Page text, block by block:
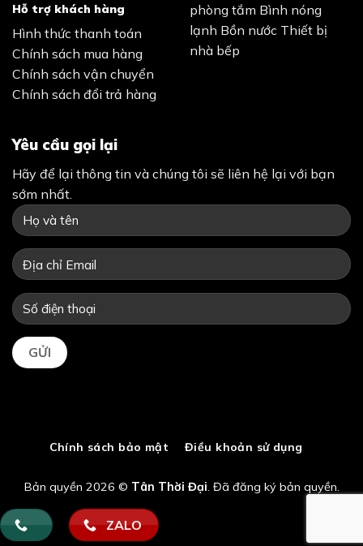
Hỗ trợ khách hàng
Hình thức thanh toán
Chính sách mua hàng
Chính sách vận chuyển
Chính sách đổi trả hàng
phòng tắm Bình nóng
lạnh Bồn nước Thiết bị
nhà bếp
Yêu cầu gọi lại
Hãy để lại thông tin và chúng tôi sẽ liên hệ lại với bạn
sớm nhất.
Chính sách bảo mật Điều khoản sử dụng
Bản quyền 2026 © Tân Thời Đại. Đã đăng ký bản quyền.
ZALO